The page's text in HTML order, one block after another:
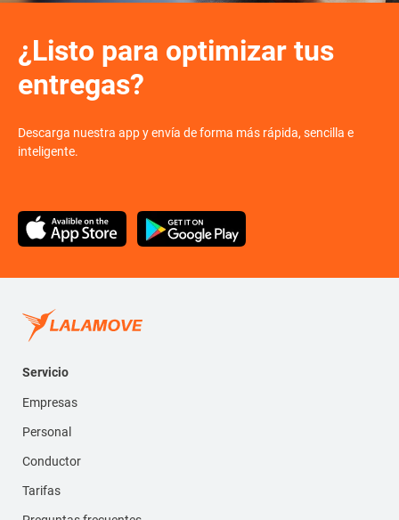
¿Listo para optimizar tus
entregas?
Descarga nuestra app y envía de forma más rápida, sencilla e
inteligente.
Servicio
Empresas
Personal
Conductor
Tarifas